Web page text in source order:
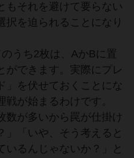
もそれを避けて要らない
択を迫られることになり
うち2枚は、AかBに置
ができます。実際にプレ
」を伏せておくことにな
戦が始まるわけです。
数が多いから罠が仕掛け
」「いや、そう考えると
いるんじゃないか？」と